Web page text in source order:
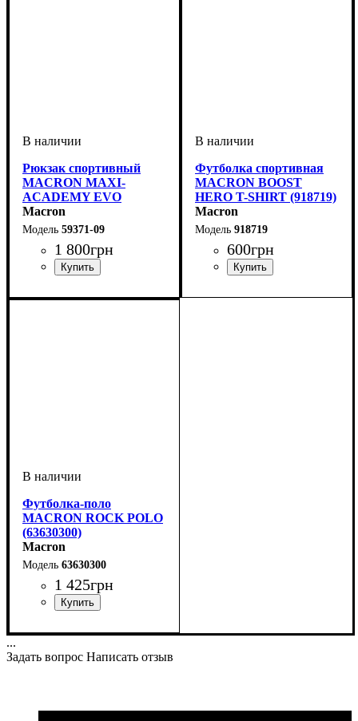
Рюкзак спортивный
MACRON MAXI-
ACADEMY EVO
(5937109)
Macron
59371-09
1 800грн
Футболка спортивная
MACRON BOOST
HERO T-SHIRT (918719)
Macron
918719
600грн
Мужской
Футболка-поло
MACRON ROCK POLO
(63630300)
Macron
63630300
1 425грн
...
Задать вопрос Написать отзыв